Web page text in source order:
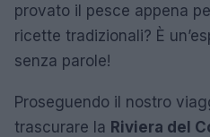
provato il pesce appena
ricette tradizionali? È
senza parole!
Proseguendo il nostro
trascurare la Riviera del